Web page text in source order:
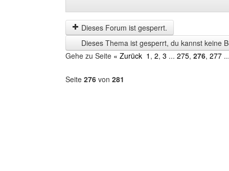
der
letzten
Zeit
anzeigen
by
Dieses Forum ist gesperrt.
Dieses Thema ist gesperrt, du kannst keine
Gehe zu Seite « Zurück 1 , 2, 3 ... 275, 276, 277
Seite 276 von 281